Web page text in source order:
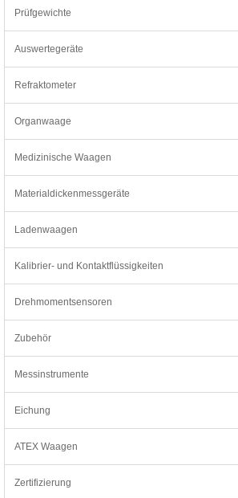
Prüfgewichte
Auswertegeräte
Refraktometer
Organwaage
Medizinische Waagen
Materialdickenmessgeräte
Ladenwaagen
Kalibrier- und Kontaktflüssigkeiten
Drehmomentsensoren
Zubehör
Messinstrumente
Eichung
ATEX Waagen
Zertifizierung